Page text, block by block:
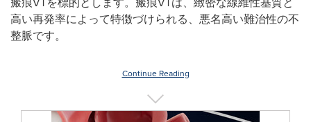
高い再発率によって特徴づけられる、悪名高い難治性の不
整脈です。
Continue Reading